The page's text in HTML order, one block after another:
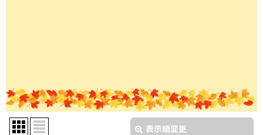
表示順変更